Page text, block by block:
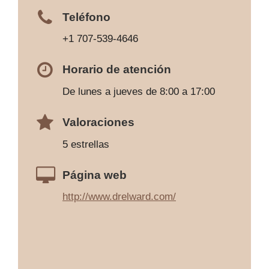
Teléfono
+1 707-539-4646
Horario de atención
De lunes a jueves de 8:00 a 17:00
Valoraciones
5 estrellas
Página web
http://www.drelward.com/